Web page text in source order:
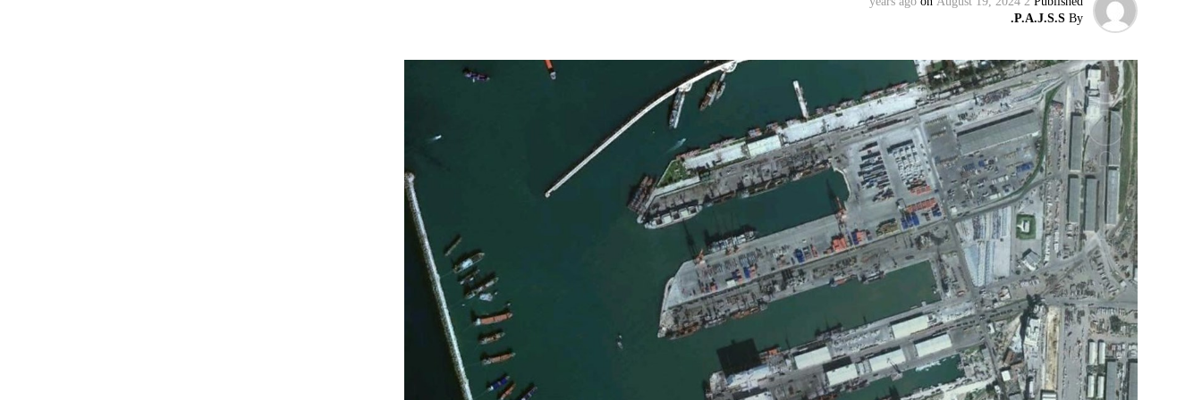
وليس على حكومته.
الإرهابيين من إعادة التسلح”.
وفي هذا السياق، قال الكاتب والباحث السياسي الفلسطيني جمال زقوت في حديث لـ”سكاي نيوز
عربية”:
حماس ليست عقبة في المفاوضات وأي حديث من هذا القبيل تجني على الموقف الفلسطيني.
المعضلة الأساسية هي أن نتنياهو يعرض المجتمع الإسرائيلي والمنطقة للخطر.
حماس وافقت على الإطار الرئيسي الذي قدمه جو بايدن وقالت إنها وافقت على تصورات يوليو.
حماس تدرك أن وقف إطلاق النار مصلحة لفلسطين والمنطقة.
برنامج نتنياهو لا يريد السلام في المنطقة، وهو من سمح ببقاء حماس في الحكم.
حماس منذ ديسمبر قدمت لمصر رأيا يقول إنها مستعدة لحكومة وفاق وطني تمهيدا لإجراء انتخابات بعد ثلاث
أو أربع سنوات.
الجدية تقتضي أن يجري توافق على حكومة وفاق وطني.
By
P.A.J.S.S.